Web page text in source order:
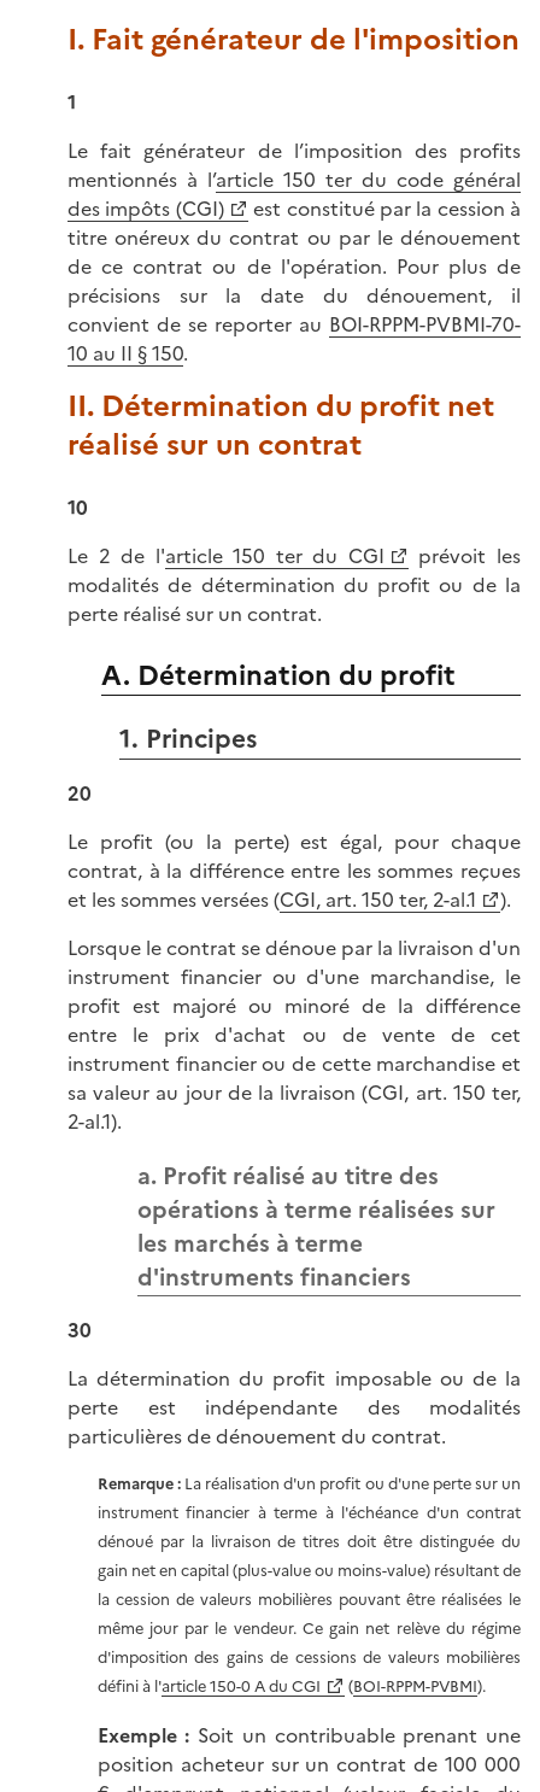
I. Fait générateur de l'imposition
1
Le fait générateur de l’imposition des profits
mentionnés à l’article 150 ter du code général
des impôts (CGI)
est constitué par la cession à
titre onéreux du contrat ou par le dénouement
de ce contrat ou de l'opération. Pour plus de
précisions sur la date du dénouement, il
convient de se reporter au BOI-RPPM-PVBMI-70-
10 au II § 150.
II. Détermination du profit net
réalisé sur un contrat
10
Le 2 de l'article 150 ter du CGI
prévoit les
modalités de détermination du profit ou de la
perte réalisé sur un contrat.
A. Détermination du profit
1. Principes
20
Le profit (ou la perte) est égal, pour chaque
contrat, à la différence entre les sommes reçues
et les sommes versées (CGI, art. 150 ter, 2-al.1
).
Lorsque le contrat se dénoue par la livraison d'un
instrument financier ou d'une marchandise, le
profit est majoré ou minoré de la différence
entre le prix d'achat ou de vente de cet
instrument financier ou de cette marchandise et
sa valeur au jour de la livraison (CGI, art. 150 ter,
2-al.1).
a. Profit réalisé au titre des
opérations à terme réalisées sur
les marchés à terme
d'instruments financiers
30
La détermination du profit imposable ou de la
perte est indépendante des modalités
particulières de dénouement du contrat.
Remarque :La réalisation d'un profit ou d'une perte sur un
instrument financier à terme à l'échéance d'un contrat
dénoué par la livraison de titres doit être distinguée du
gain net en capital (plus-value ou moins-value) résultant de
la cession de valeurs mobilières pouvant être réalisées le
même jour par le vendeur. Ce gain net relève du régime
d'imposition des gains de cessions de valeurs mobilières
défini à l'article 150-0 A du CGI (BOI-RPPM-PVBMI).
Exemple : Soit un contribuable prenant une
position acheteur sur un contrat de 100 000